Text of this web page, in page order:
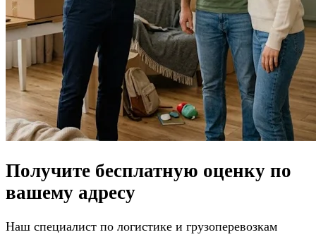
Получите бесплатную оценку по
вашему адресу
Наш специалист по логистике и грузоперевозкам